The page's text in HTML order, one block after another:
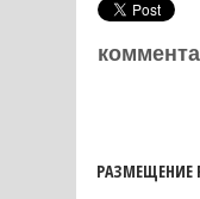
РАЗМЕЩЕНИЕ